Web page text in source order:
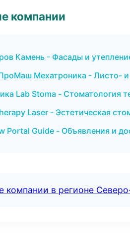
компании
Камень - Фасады и
Мехатроника - Листо-
Lab Stoma - Стоматология
Laser - Эстетическая
Portal Guide - Объявления и
компании в регионе